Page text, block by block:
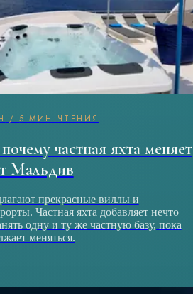
/5 МИН ЧТЕНИЯ
частная яхта меняет
Мальдив
прекрасные виллы и
Частная яхта добавляет нечто
одну и ту же частную базу, пока
меняться.